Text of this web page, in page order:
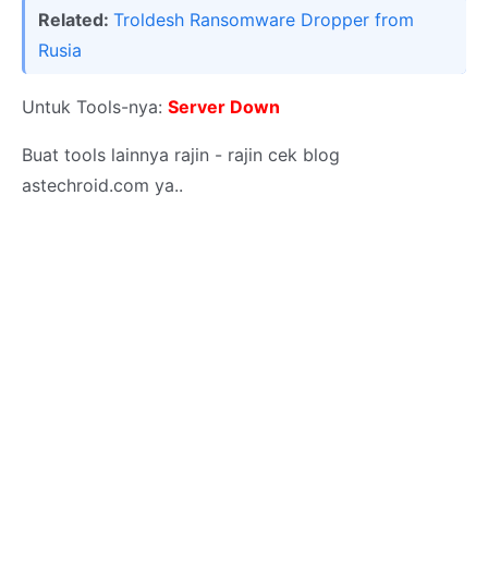
Related: Troldesh Ransomware Dropper from
Rusia
Untuk Tools-nya: Server Down
Buat tools lainnya rajin - rajin cek blog
astechroid.com ya..